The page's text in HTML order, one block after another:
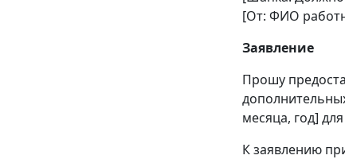
[От: ФИО
Заявление
Прошу
месяца, год]
К заявлению